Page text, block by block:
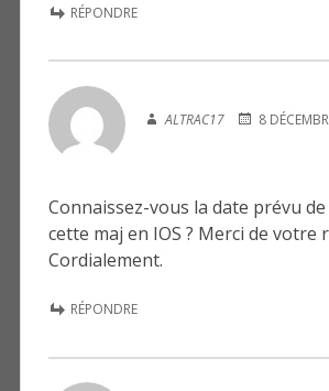
RÉPONDRE
ALTRAC17 8
Connaissez-vous la date prévu
cette maj en IOS ? Merci de votre
Cordialement.
RÉPONDRE